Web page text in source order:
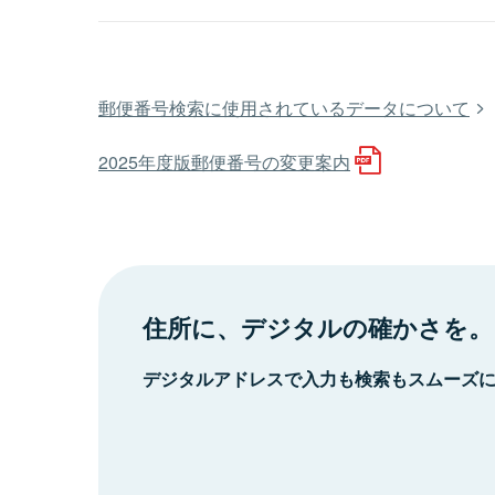
郵便番号検索に使用されているデータについて
2025年度版郵便番号の変更案内
住所に、デジタルの確かさを。
デジタルアドレスで入力も検索もスムーズ